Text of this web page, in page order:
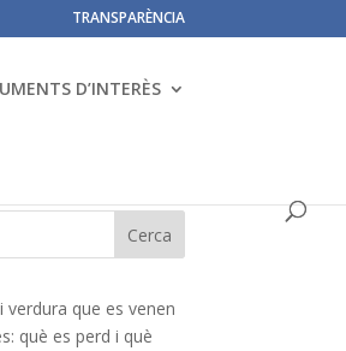
TRANSPARÈNCIA
D’INTERÈS
verdura que es venen
què es perd i què